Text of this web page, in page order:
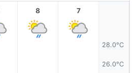
28.0°C
26.0°C
7
8